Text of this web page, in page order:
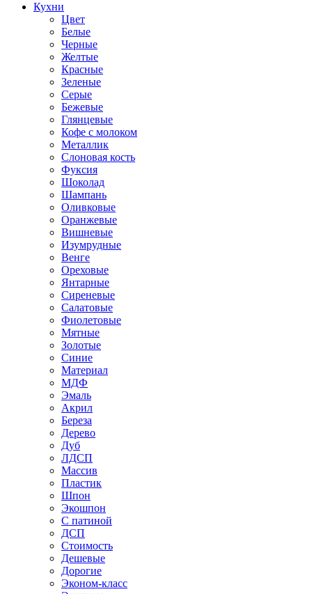
Кухни
Цвет
Белые
Черные
Желтые
Красные
Зеленые
Серые
Бежевые
Глянцевые
Кофе с молоком
Металлик
Слоновая кость
Фуксия
Шоколад
Шампань
Оливковые
Оранжевые
Вишневые
Изумрудные
Венге
Ореховые
Янтарные
Сиреневые
Салатовые
Фиолетовые
Мятные
Золотые
Синие
Материал
МДФ
Эмаль
Акрил
Береза
Дерево
Дуб
ЛДСП
Массив
Пластик
Шпон
Экошпон
С патиной
ДСП
Стоимость
Дешевые
Дорогие
Эконом-класс